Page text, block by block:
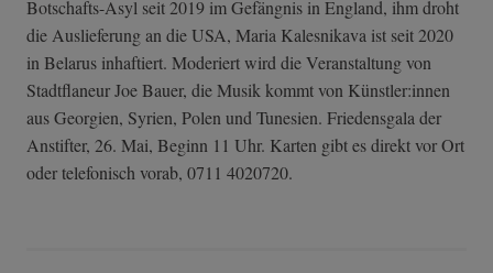
Botschafts-Asyl seit 2019 im Gefängnis in England, ihm droht
die Auslieferung an die USA, Maria Kalesnikava ist seit 2020
in Belarus inhaftiert. Moderiert wird die Veranstaltung von
Stadtflaneur Joe Bauer, die Musik kommt von Künstler:innen
aus Georgien, Syrien, Polen und Tunesien. Friedensgala der
Anstifter, 26. Mai, Beginn 11 Uhr. Karten gibt es direkt vor Ort
oder telefonisch vorab, 0711 4020720.